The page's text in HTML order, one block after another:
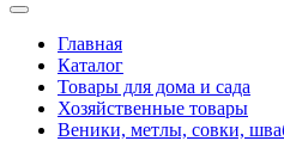
Главная
Каталог
Товары для дома и сада
Хозяйственные товары
Веники, метлы, совки,